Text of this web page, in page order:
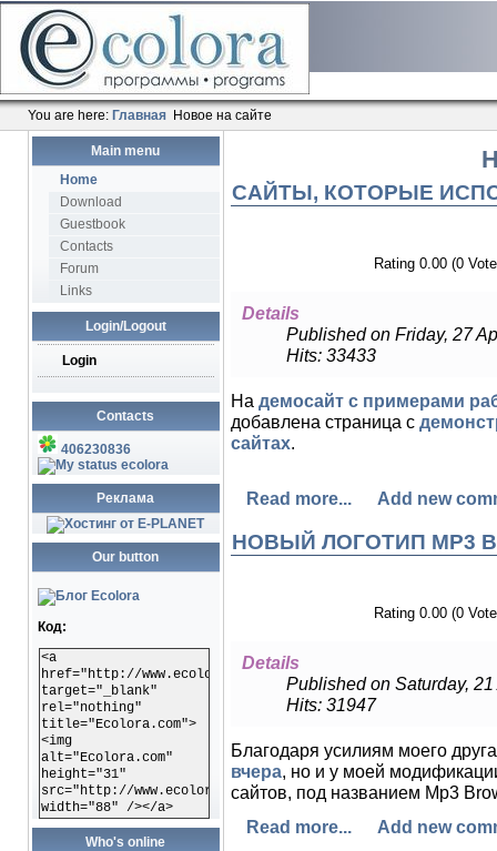
You are here: Главная Новое на сайте
Main menu
Home
Download
Guestbook
Contacts
Forum
Links
Login/Logout
Login
Contacts
406230836
ecolora
Реклама
Our button
Код:
<a
href="http://www.ecolora.com"
target="_blank"
rel="nothing"
title="Ecolora.com">
<img
alt="Ecolora.com"
height="31"
src="http://www.ecolora.com/images/ecoloracom.gif"
width="88" /></a>
Who's online
САЙТЫ, КОТОРЫЕ
Rating 0.00 (0
Details
Published on Friday, 27
Hits: 33433
На демосайт с примерами
добавлена страница с
сайтах.
Read more... Add new
НОВЫЙ ЛОГОТИП MP3
Rating 0.00 (0
Details
Published on Saturday,
Hits: 31947
Благодаря усилиям моего
вчера, но и у моей
сайтов, под названием Mp3
Read more...
Add new